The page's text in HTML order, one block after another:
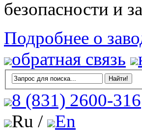
безопасности и
Подробнее о
обратная связь
8 (831) 2600-316
Ru /
En